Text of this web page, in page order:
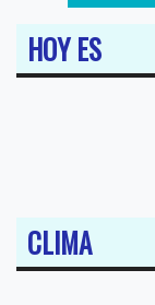
HOY ES
CLIMA